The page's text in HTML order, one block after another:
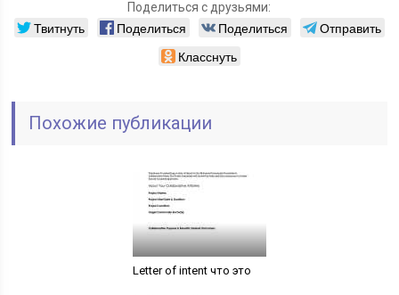
Поделиться с друзьями:
Твитнуть Поделиться Поделиться
Отправить
Класснуть
Похожие публикации
Letter of intent что это